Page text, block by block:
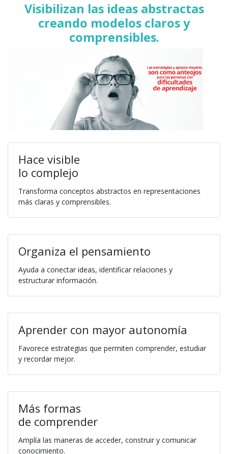
Visibilizan las ideas abstractas
creando modelos claros y
comprensibles.
Hace visible
lo complejo
Transforma conceptos abstractos en representaciones
más claras y comprensibles.
Organiza el pensamiento
Ayuda a conectar ideas, identificar relaciones y
estructurar información.
Aprender con mayor autonomía
Favorece estrategias que permiten comprender, estudiar
y recordar mejor.
Más formas
de comprender
Amplía las maneras de acceder, construir y comunicar
conocimiento.